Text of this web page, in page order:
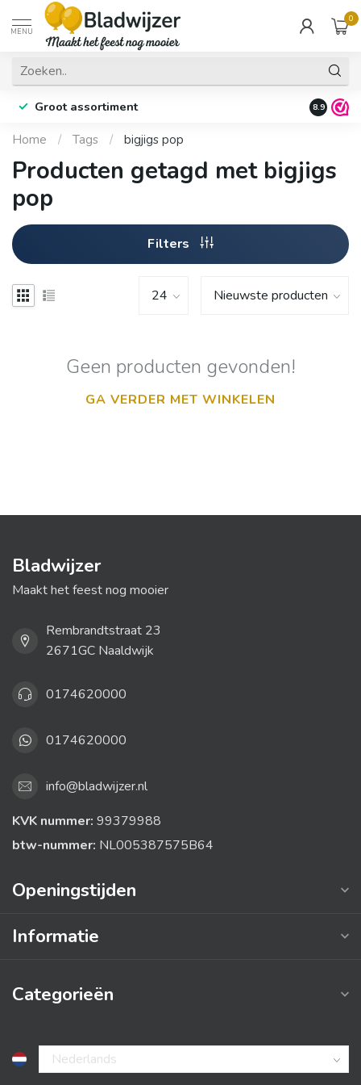
MENU
0
Groot assortiment Fysieke
8.9
Home / Tags / bigjigs pop
Producten getagd met bigjigs
pop
Filters
Geen producten gevonden!
GA VERDER MET WINKELEN
Bladwijzer
Maakt het feest nog mooier
Rembrandtstraat 23
2671GC Naaldwijk
0174620000
0174620000
info@bladwijzer.nl
KVK nummer: 99379988
btw-nummer: NL005387575B64
Openingstijden
Informatie
Categorieën